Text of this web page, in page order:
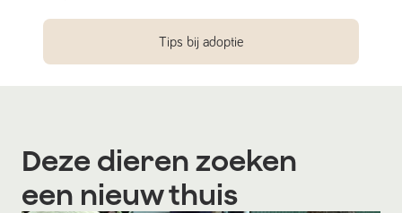
Tips bij adoptie
Deze dieren zoeken
een nieuw thuis